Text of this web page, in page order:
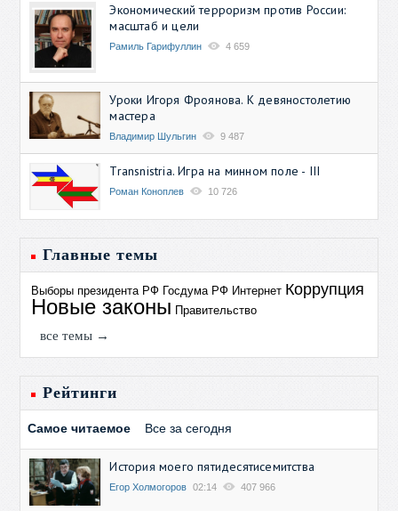
Экономический терроризм против России:
масштаб и цели
Рамиль Гарифуллин 4 659
Уроки Игоря Фроянова. К девяностолетию
мастера
Владимир Шульгин 9 487
Transnistria. Игра на минном поле - III
Роман Коноплев 10 726
Главные темы
Выборы президента РФ Госдума РФ Интернет Коррупция
Новые законы Правительство
все темы →
Рейтинги
Самое читаемое Все за сегодня
История моего пятидесятисемитства
Егор Холмогоров 02:14 407 966